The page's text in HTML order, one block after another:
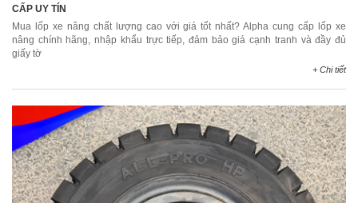
CẤP UY TÍN
Mua lốp xe nâng chất lượng cao với giá tốt nhất? Alpha cung cấp lốp xe
nâng chính hãng, nhập khẩu trực tiếp, đảm bảo giá cạnh tranh và đầy đủ
giấy tờ
+ Chi tiết